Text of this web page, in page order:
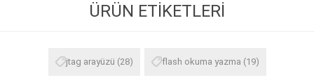
ÜRÜN ETIKETLERI
jtag arayüzü (28) flash okuma yazma (19)